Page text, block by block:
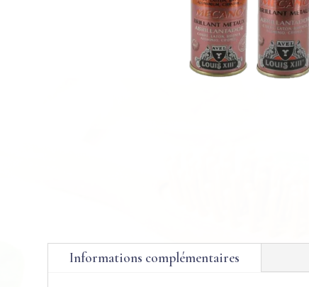
Informations complémentaires